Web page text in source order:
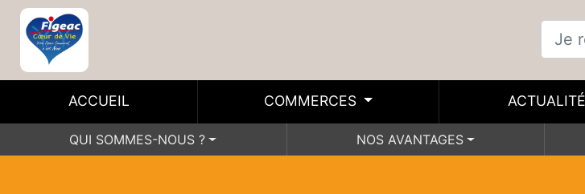
ACCUEIL COMMERCES
QUI SOMMES-NOUS ? NOS AVANTAGES